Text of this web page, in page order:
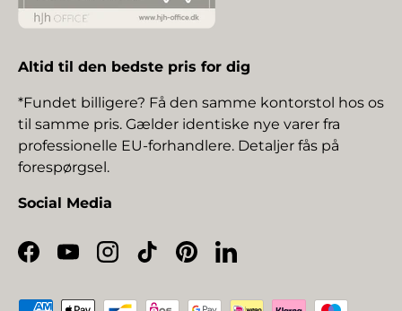
Altid til den bedste pris for dig
*Fundet billigere? Få den samme kontorstol hos os
til samme pris. Gælder identiske nye varer fra
professionelle EU-forhandlere. Detaljer fås på
forespørgsel.
Social Media
Facebook
YouTubeInstagram
TikTokPinterestLinkedIn